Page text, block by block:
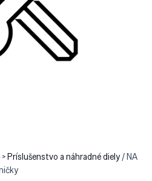
Príslušenstvo a náhradné diely/ NA